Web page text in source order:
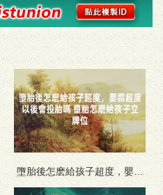
墮胎後怎麽給孩子超度，嬰霛
超度以後會投胎嗎 墮胎怎麽給